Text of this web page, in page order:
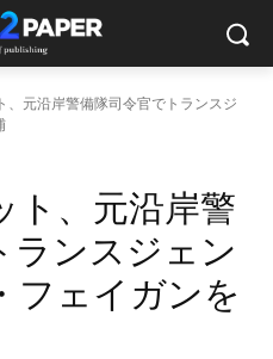
、元沿岸警備隊司令官でトランスジ
ト、元沿岸警
ランスジェン
フェイガンを